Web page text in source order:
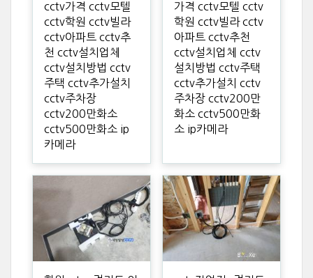
cctv가격 cctv모텔
cctv학원 cctv빌라
cctv아파트 cctv추
천 cctv설치업체
cctv설치방법 cctv
주택 cctv추가설치
cctv주차장
cctv200만화소
cctv500만화소 ip
카메라
가격 cctv모텔 cctv
학원 cctv빌라 cctv
아파트 cctv추천
cctv설치업체 cctv
설치방법 cctv주택
cctv추가설치 cctv
주차장 cctv200만
화소 cctv500만화
소 ip카메라